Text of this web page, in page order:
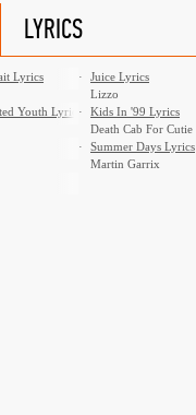
LYRICS
Lyrics
·
Juice Lyrics
Lizzo
Youth Lyrics·
Kids In '99 Lyrics
Death Cab For Cutie
·
Summer Days Lyrics
Martin Garrix